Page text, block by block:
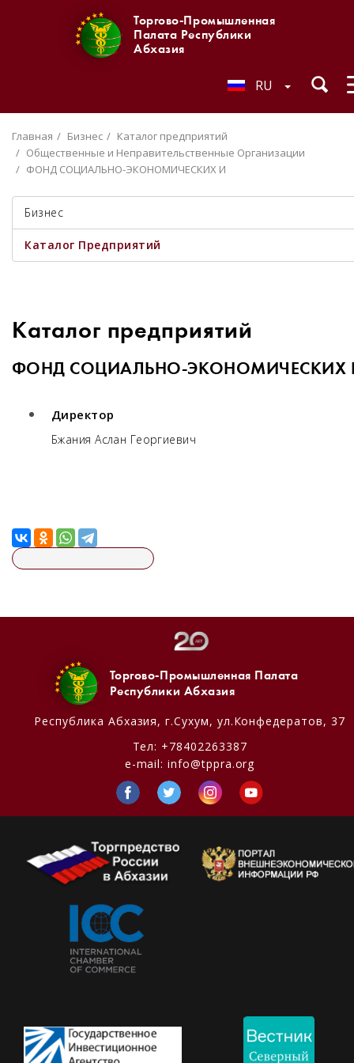
Торгово-Промышленная
Палата Республики
Абхазия
RU
Главная Бизнес
Каталог предприятий
Общественные и Неправительственные Организации
ФОНД СОЦИАЛЬНО-ЭКОНОМИЧЕСКИХ И
Бизнес
Каталог Предприятий
Каталог предприятий
ФОНД СОЦИАЛЬНО-ЭКОНОМИЧЕСКИХ
Директор
Бжания Аслан Георгиевич
Торгово-Промышленная Палата
Республики Абхазия
Республика Абхазия, г.Сухум, ул.Конфедератов, 37
Тел: +78402263387
e-mail:info@tppra.org